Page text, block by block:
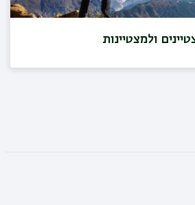
ולמצטיינות